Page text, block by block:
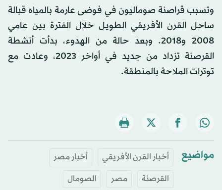
وتسبب قراصنة صوماليون في فوضى عارمة بالمياه قبالة
ساحل القرن الأفريقي الطويل خلال الفترة بين عامي
2008 و2018. وبعد حالة من الهدوء، ‌بدأت أنشطة
القرصنة ‌تزداد من جديد في ‌أواخر ⁠2023، وعادت مع
توترات الملاحة بالمنطقة.
مواضيع أخبار القرن الأفريقي
أخبار مصر
القرصنة
مصر الصومال